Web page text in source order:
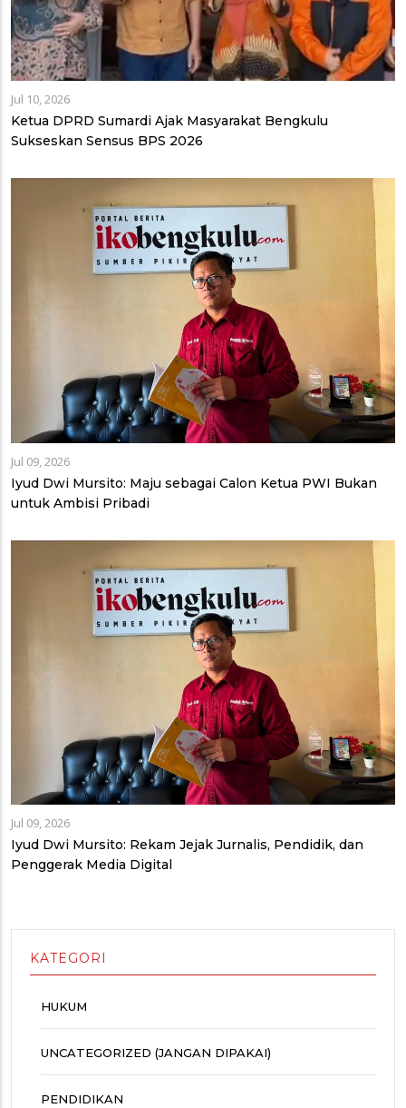
Jul 10, 2026
Ketua DPRD Sumardi Ajak Masyarakat Bengkulu
Sukseskan Sensus BPS 2026
Jul 09, 2026
Iyud Dwi Mursito: Maju sebagai Calon Ketua PWI Bukan
untuk Ambisi Pribadi
Jul 09, 2026
Iyud Dwi Mursito: Rekam Jejak Jurnalis, Pendidik, dan
Penggerak Media Digital
KATEGORI
HUKUM
UNCATEGORIZED (JANGAN DIPAKAI)
PENDIDIKAN